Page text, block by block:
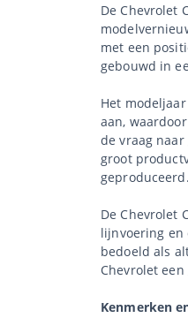
De Chevrolet
met een
gebouwd in
Het
aan,
de vraag
groot
geproduceerd.
De Chevrolet
lijnvoering en
bedoeld als
Chevrolet
Kenmerken